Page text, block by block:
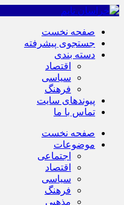
صفحه نخست
جستجوی پیشرفته
دسته بندی
اقتصاد
سیاسی
فرهنگ
پیوندهای سایت
تماس با ما
صفحه نخست
موضوعات
اجتماعی
اقتصاد
سیاسی
فرهنگ
مذهبی